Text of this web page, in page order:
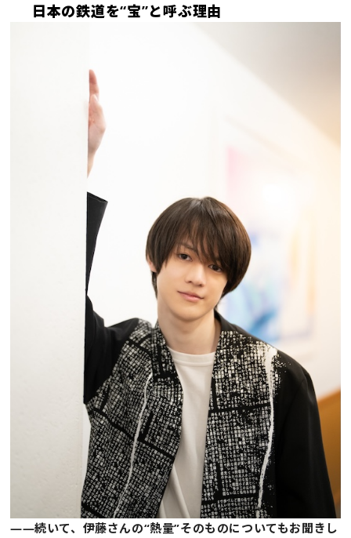
日本の鉄道を“宝”と呼ぶ理由
——続いて、伊藤さんの“熱量”そのものについてもお聞きし